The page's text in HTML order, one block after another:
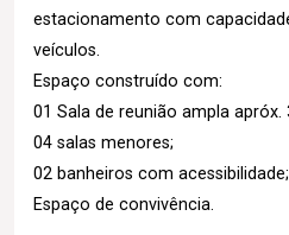
estacionamento com
veículos.
Espaço construído com:
01 Sala de reunião ampla apróx.
04 salas menores;
02 banheiros com acessibilidade;
Espaço de convivência.